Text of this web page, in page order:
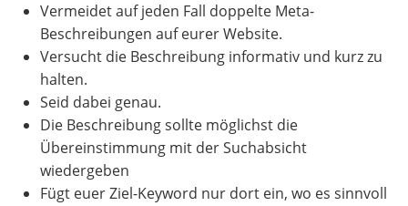
Vermeidet auf jeden Fall doppelte Meta-
Beschreibungen auf eurer Website.
Versucht die Beschreibung informativ und kurz zu
halten.
Seid dabei genau.
Die Beschreibung sollte möglichst die
Übereinstimmung mit der Suchabsicht
wiedergeben
Fügt euer Ziel-Keyword nur dort ein, wo es sinnvoll